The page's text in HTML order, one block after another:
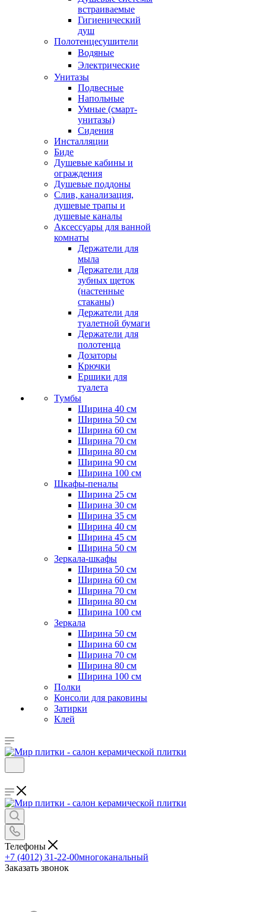
встраиваемые
Гигиенический
душ
Полотенцесушители
ㅤВодяные
ㅤЭлектрические
Унитазы
Подвесные
Напольные
Умные (смарт-
унитазы)
Сидения
Инсталляции
Биде
Душевые кабины и
ограждения
Душевые поддоны
Слив, канализация,
душевые трапы и
душевые каналы
Аксессуары для ванной
комнаты
Держатели для
мыла
Держатели для
зубных щеток
(настенные
стаканы)
Держатели для
туалетной бумаги
Держатели для
полотенца
Дозаторы
Крючки
Ершики для
туалета
Тумбы
Ширина 40 см
Ширина 50 см
Ширина 60 см
Ширина 70 см
Ширина 80 см
Ширина 90 см
Ширина 100 см
Шкафы-пеналы
Ширина 25 см
Ширина 30 см
Ширина 35 см
Ширина 40 см
Ширина 45 см
Ширина 50 см
Зеркала-шкафы
Ширина 50 см
Ширина 60 см
Ширина 70 см
Ширина 80 см
Ширина 100 см
Зеркала
Ширина 50 см
Ширина 60 см
Ширина 70 см
Ширина 80 см
Ширина 100 см
Полки
Консоли для раковины
Затирки
Клей
Телефоны
+7 (4012) 31-22-00многоканальный
Заказать звонок